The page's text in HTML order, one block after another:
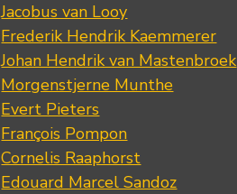
Jacobus van Looy
Frederik Hendrik Kaemmerer
Johan Hendrik van Mastenbroek
Morgenstjerne Munthe
Evert Pieters
François Pompon
Cornelis Raaphorst
Edouard Marcel Sandoz